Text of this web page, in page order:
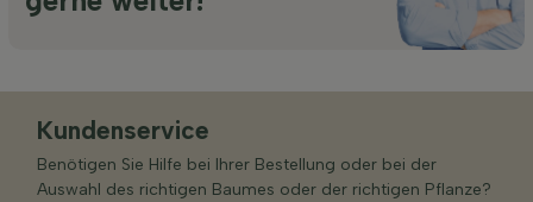
Kundenservice
Benötigen Sie Hilfe bei Ihrer Bestellung oder bei der
Auswahl des richtigen Baumes oder der richtigen Pflanze?